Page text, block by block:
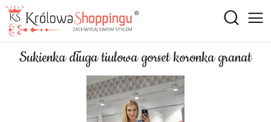
Sukienka długa tiulowa gorset koronka granat